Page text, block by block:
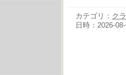
カテゴリ： ク
日時：2026-